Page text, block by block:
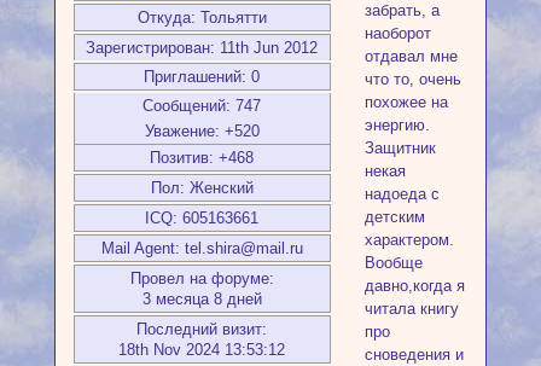
Откуда: Тольятти
Зарегистрирован: 11th Jun 2012
Приглашений: 0
Сообщений: 747
Уважение: +520
Позитив: +468
Пол: Женский
ICQ: 605163661
Mail Agent: tel.shira@mail.ru
Провел на форуме:
3 месяца 8 дней
Последний визит:
18th Nov 2024 13:53:12
забрать, а
наоборот
отдавал мне
что то, очень
похожее на
энергию.
Защитник
некая
надоеда с
детским
характером.
Вообще
давно,когда я
читала книгу
про
сноведения и